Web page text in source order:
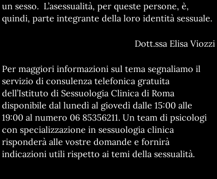
un sesso. L’asessualità, per queste persone, è,
quindi, parte integrante della loro identità sessuale.
Dott.ssa Elisa Viozzi
Per maggiori informazioni sul tema segnaliamo il
servizio di consulenza telefonica gratuita
dell’Istituto di Sessuologia Clinica di Roma
disponibile dal lunedì al giovedì dalle 15:00 alle
19:00 al numero 06 85356211. Un team di psicologi
con specializzazione in sessuologia clinica
risponderà alle vostre domande e fornirà
indicazioni utili rispetto ai temi della sessualità.